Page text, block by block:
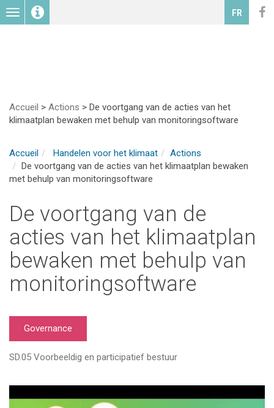
Toggle
navigation
FR
Accueil > Actions > De voortgang van de acties van het
klimaatplan bewaken met behulp van monitoringsoftware
Accueil Handelen voor het klimaat
Actions
De voortgang van de acties van het klimaatplan bewaken
met behulp van monitoringsoftware
De voortgang van de
acties van het klimaatplan
bewaken met behulp van
monitoringsoftware
Governance
SD.05 Voorbeeldig en participatief bestuur